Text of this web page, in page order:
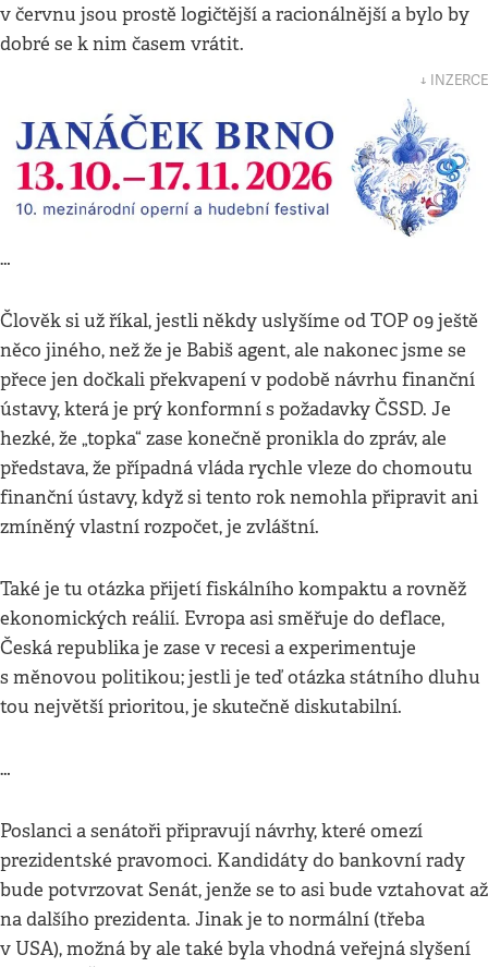
v červnu jsou prostě logičtější a racionálnější a bylo by
dobré se k nim časem vrátit.
↓ INZERCE
…
Člověk si už říkal, jestli někdy uslyšíme od TOP 09 ještě
něco jiného, než že je Babiš agent, ale nakonec jsme se
přece jen dočkali překvapení v podobě návrhu finanční
ústavy, která je prý konformní s požadavky ČSSD. Je
hezké, že „topka“ zase konečně pronikla do zpráv, ale
představa, že případná vláda rychle vleze do chomoutu
finanční ústavy, když si tento rok nemohla připravit ani
zmíněný vlastní rozpočet, je zvláštní.
Také je tu otázka přijetí fiskálního kompaktu a rovněž
ekonomických reálií. Evropa asi směřuje do deflace,
Česká republika je zase v recesi a experimentuje
s měnovou politikou; jestli je teď otázka státního dluhu
tou největší prioritou, je skutečně diskutabilní.
…
Poslanci a senátoři připravují návrhy, které omezí
prezidentské pravomoci. Kandidáty do bankovní rady
bude potvrzovat Senát, jenže se to asi bude vztahovat až
na dalšího prezidenta. Jinak je to normální (třeba
v USA), možná by ale také byla vhodná veřejná slyšení